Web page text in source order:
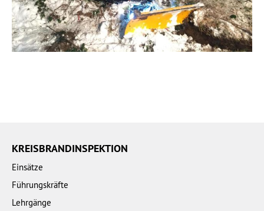
KREISBRANDINSPEKTION
Einsätze
Führungskräfte
Lehrgänge